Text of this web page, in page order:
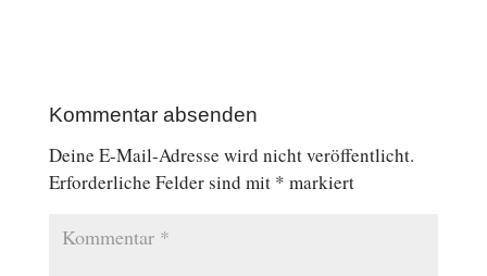
Kommentar absenden
Deine E-Mail-Adresse wird nicht veröffentlicht.
Erforderliche Felder sind mit * markiert